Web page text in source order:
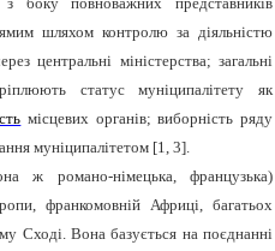
шляхом контролю за діяльністю
центральні міністерства; загальні
статус муніципалітету як
місцевих органів; виборність ряду
муніципалітетом [1, 3].
ж романо-німецька, французька)
франкомовній Африці, багатьох
Сході. Вона базується на поєднанні